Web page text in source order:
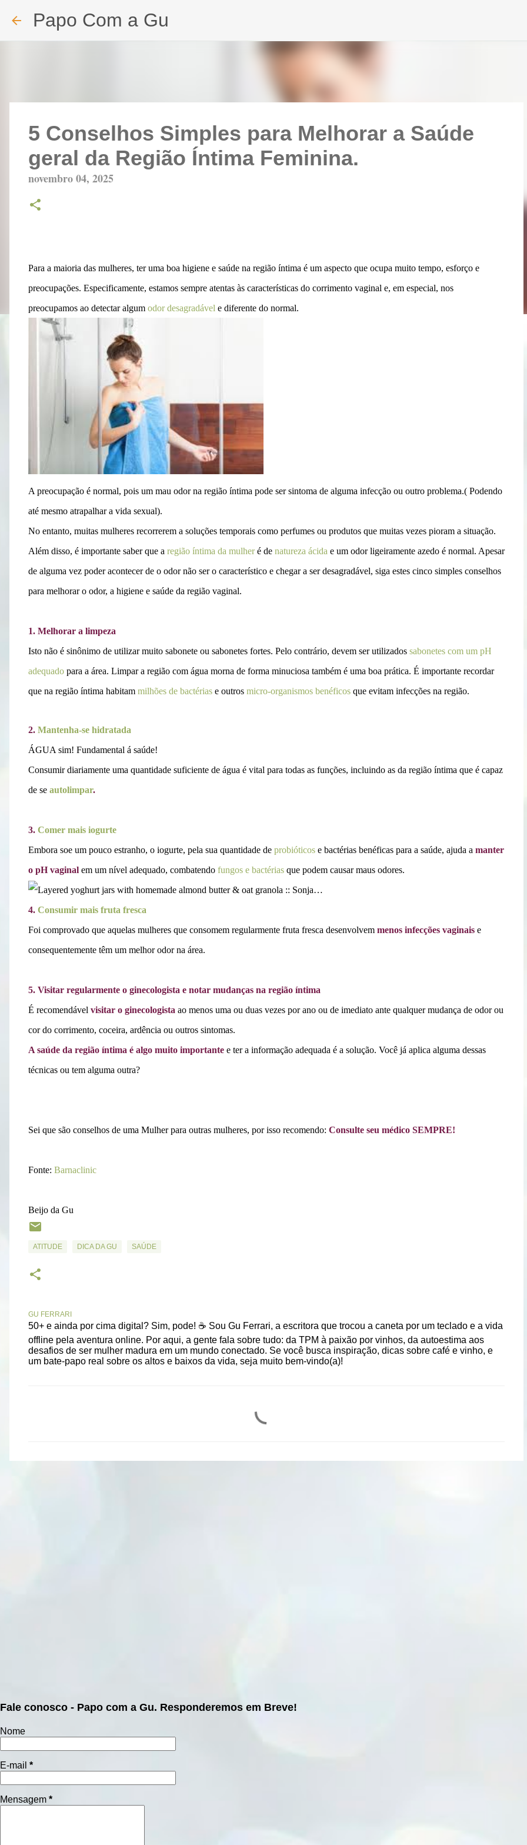
Papo Com a Gu
5 Conselhos Simples para Melhorar a Saúde
geral da Região Íntima Feminina.
novembro 04, 2025
Para a maioria das mulheres, ter uma boa higiene e saúde na região íntima é um aspecto que ocupa muito tempo, esforço e
preocupações. Especificamente, estamos sempre atentas às características do corrimento vaginal e, em especial, nos
preocupamos ao detectar algum odor desagradável e diferente do normal.
A preocupação é normal, pois um mau odor na região íntima pode ser sintoma de alguma infecção ou outro problema.( Podendo
até mesmo atrapalhar a vida sexual).
No entanto, muitas mulheres recorrerem a soluções temporais como perfumes ou produtos que muitas vezes pioram a situação.
Além disso, é importante saber que a região íntima da mulheré de natureza ácida e um odor ligeiramente azedo é normal. Apesar
de alguma vez poder acontecer de o odor não ser o característico e chegar a ser desagradável, siga estes cinco simples conselhos
para melhorar o odor, a higiene e saúde da região vaginal.
1. Melhorar a limpeza
Isto não é sinônimo de utilizar muito sabonete ou sabonetes fortes. Pelo contrário, devem ser utilizados sabonetes com um pH
adequado para a área. Limpar a região com água morna de forma minuciosa também é uma boa prática. É importante recordar
que na região íntima habitam milhões de bactérias e outros micro-organismos benéficos que evitam infecções na região.
2. Mantenha-se hidratada
ÁGUA sim! Fundamental á saúde!
Consumir diariamente uma quantidade suficiente de água é vital para todas as funções, incluindo as da região íntima que é capaz
de se autolimpar.
3. Comer mais iogurte
Embora soe um pouco estranho, o iogurte, pela sua quantidade de probióticos e bactérias benéficas para a saúde, ajuda a manter
o pH vaginal em um nível adequado, combatendo fungos e bactérias que podem causar maus odores.
4. Consumir mais fruta fresca
Foi comprovado que aquelas mulheres que consomem regularmente fruta fresca desenvolvem menos infecções vaginais e
consequentemente têm um melhor odor na área.
5. Visitar regularmente o ginecologista e notar mudanças na região íntima
É recomendável visitar o ginecologista ao menos uma ou duas vezes por ano ou de imediato ante qualquer mudança de odor ou
cor do corrimento, coceira, ardência ou outros sintomas.
A saúde da região íntima é algo muito importante e ter a informação adequada é a solução. Você já aplica alguma dessas
técnicas ou tem alguma outra?
Sei que são conselhos de uma Mulher para outras mulheres, por isso recomendo: Consulte seu médico SEMPRE!
Fonte: Barnaclinic
Beijo da Gu
ATITUDE DICA DA GU SAÚDE
GU FERRARI
50+ e ainda por cima digital? Sim, pode! ☕ Sou Gu Ferrari, a escritora que trocou a caneta por um teclado e a vida
offline pela aventura online. Por aqui, a gente fala sobre tudo: da TPM à paixão por vinhos, da autoestima aos
desafios de ser mulher madura em um mundo conectado. Se você busca inspiração, dicas sobre café e vinho, e
um bate-papo real sobre os altos e baixos da vida, seja muito bem-vindo(a)!
Fale conosco - Papo com a Gu. Responderemos em Breve!
Nome
E-mail *
Mensagem *